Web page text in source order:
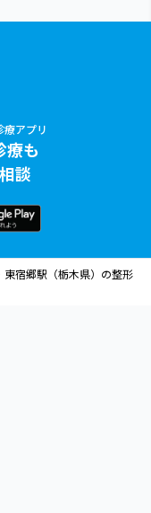
療アプリ
療も
談
東宿郷駅（栃木県）の整形